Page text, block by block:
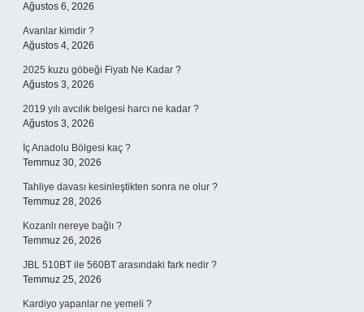
Ağustos 6, 2026
Avanlar kimdir ?
Ağustos 4, 2026
2025 kuzu göbeği Fiyatı Ne Kadar ?
Ağustos 3, 2026
2019 yılı avcılık belgesi harcı ne kadar ?
Ağustos 3, 2026
İç Anadolu Bölgesi kaç ?
Temmuz 30, 2026
Tahliye davası kesinleştikten sonra ne olur ?
Temmuz 28, 2026
Kozanlı nereye bağlı ?
Temmuz 26, 2026
JBL 510BT ile 560BT arasındaki fark nedir ?
Temmuz 25, 2026
Kardiyo yapanlar ne yemeli ?